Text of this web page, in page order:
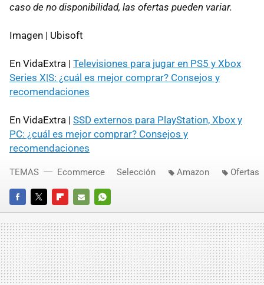
caso de no disponibilidad, las ofertas pueden variar.
Imagen | Ubisoft
En VidaExtra | Televisiones para jugar en PS5 y Xbox
Series X|S: ¿cuál es mejor comprar? Consejos y
recomendaciones
En VidaExtra | SSD externos para PlayStation, Xbox y
PC: ¿cuál es mejor comprar? Consejos y
recomendaciones
FACEBOOKTWITTERFLIPBOARD
E-
MAIL
WHATSAPP
TEMAS Ecommerce Selección Amazon Ofertas